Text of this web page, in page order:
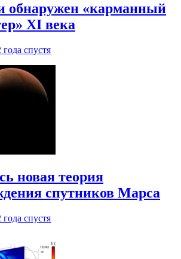
обнаружен «карманный
XI века
года спустя
новая теория
спутников Марса
года спустя